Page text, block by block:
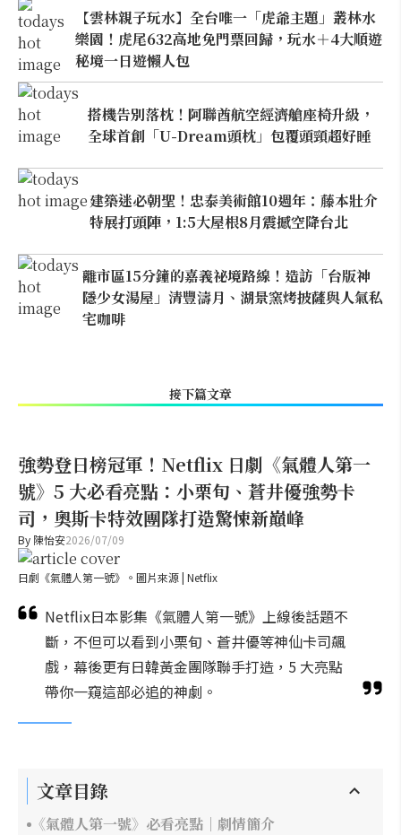
【雲林親子玩水】全台唯一「虎爺主題」叢林水
樂園！虎尾632高地免門票回歸，玩水＋4大順遊
秘境一日遊懶人包
搭機告別落枕！阿聯酋航空經濟艙座椅升級，
全球首創「U-Dream頭枕」包覆頭頸超好睡
建築迷必朝聖！忠泰美術館10週年：藤本壯介
特展打頭陣，1:5大屋根8月震撼空降台北
離市區15分鐘的嘉義祕境路線！造訪「台版神
隱少女湯屋」清豐濤月、湖景窯烤披薩與人氣私
宅咖啡
接下篇文章
強勢登日榜冠軍！Netflix 日劇《氣體人第一
號》5 大必看亮點：小栗旬、蒼井優強勢卡
司，奧斯卡特效團隊打造驚悚新巔峰
By 陳怡安2026/07/09
日劇《氣體人第一號》。圖片來源 | Netflix
Netflix日本影集《氣體人第一號》上線後話題不
斷，不但可以看到小栗旬、蒼井優等神仙卡司飆
戲，幕後更有日韓黃金團隊聯手打造，5 大亮點
帶你一窺這部必追的神劇。
文章目錄
《氣體人第一號》必看亮點｜劇情簡介